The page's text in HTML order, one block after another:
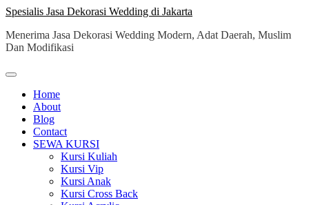
Skip
content
Spesialis Jasa Dekorasi Wedding di Jakarta
Menerima Jasa Dekorasi Wedding Modern, Adat Daerah, Muslim
Dan Modifikasi
Home
About
Blog
Contact
SEWA KURSI
Kursi Kuliah
Kursi Vip
Kursi Anak
Kursi Cross Back